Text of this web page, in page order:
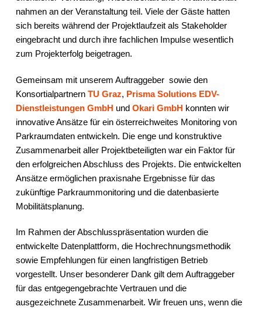
nahmen an der Veranstaltung teil. Viele der Gäste hatten
sich bereits während der Projektlaufzeit als Stakeholder
eingebracht und durch ihre fachlichen Impulse wesentlich
zum Projekterfolg beigetragen.
Gemeinsam mit unserem Auftraggeber sowie den
Konsortialpartnern TU Graz, Prisma Solutions EDV-
Dienstleistungen GmbH und Okari GmbH konnten wir
innovative Ansätze für ein österreichweites Monitoring von
Parkraumdaten entwickeln. Die enge und konstruktive
Zusammenarbeit aller Projektbeteiligten war ein Faktor für
den erfolgreichen Abschluss des Projekts. Die entwickelten
Ansätze ermöglichen praxisnahe Ergebnisse für das
zukünftige Parkraummonitoring und die datenbasierte
Mobilitätsplanung.
Im Rahmen der Abschlusspräsentation wurden die
entwickelte Datenplattform, die Hochrechnungsmethodik
sowie Empfehlungen für einen langfristigen Betrieb
vorgestellt. Unser besonderer Dank gilt dem Auftraggeber
für das entgegengebrachte Vertrauen und die
ausgezeichnete Zusammenarbeit. Wir freuen uns, wenn die